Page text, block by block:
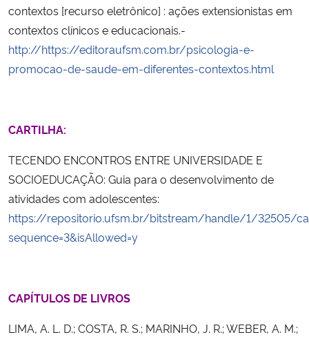
contextos [recurso eletrônico] : ações extensionistas em
contextos clínicos e educacionais.-
http://https://editoraufsm.com.br/psicologia-e-
promocao-de-saude-em-diferentes-contextos.html
CARTILHA:
TECENDO ENCONTROS ENTRE UNIVERSIDADE E
SOCIOEDUCAÇÃO: Guia para o desenvolvimento de
atividades com adolescentes:
https://repositorio.ufsm.br/bitstream/handle/1/32505/
sequence=3&isAllowed=y
CAPÍTULOS DE LIVROS
LIMA, A. L. D.; COSTA, R. S.; MARINHO, J. R.; WEBER, A. M.;